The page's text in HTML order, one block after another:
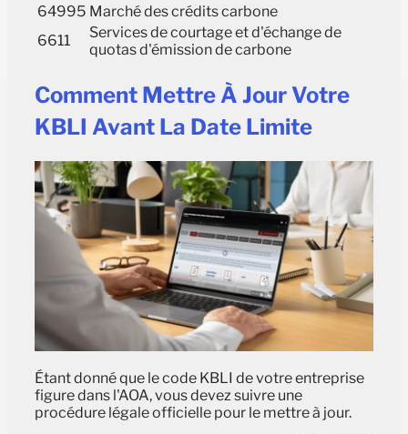
64995 Marché des crédits carbone
6611
Services de courtage et d'échange de
quotas d'émission de carbone
Comment Mettre À Jour Votre
KBLI Avant La Date Limite
Étant donné que le code KBLI de votre entreprise
figure dans l'AOA, vous devez suivre une
procédure légale officielle pour le mettre à jour.